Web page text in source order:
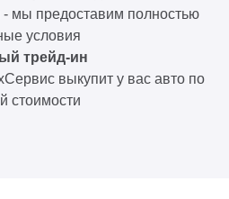
мы предоставим полностью
условия
трейд-ин
выкупит у вас авто по
стоимости